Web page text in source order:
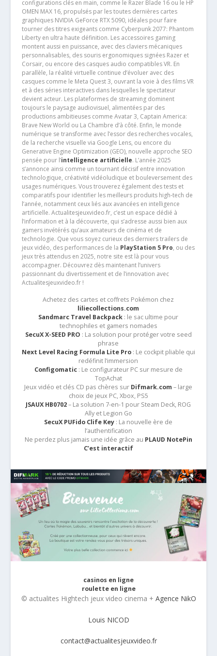
configurations clés en main, comme le Razer Blade 16 ou le HP
OMEN MAX 16, propulsés par les toutes dernières cartes
graphiques NVIDIA GeForce RTX 5090, idéales pour faire
tourner des titres exigeants comme Cyberpunk 2077: Phantom
Liberty en ultra haute définition. Les accessoires gaming
montent aussi en puissance, avec des claviers mécaniques
personnalisables, des souris ergonomiques signées Razer et
Corsair, ou encore des casques audio compatibles VR. En
parallèle, la réalité virtuelle continue d’évoluer avec des
casques comme le Meta Quest 3, ouvrant la voie à des films VR
et à des séries interactives dans lesquelles le spectateur
devient acteur. Les plateformes de streaming dominent
toujours le paysage audiovisuel, alimentées par des
productions ambitieuses comme Avatar 3, Captain America:
Brave New World ou La Chambre d’à côté. Enfin, le monde
numérique se transforme avec l’essor des recherches vocales,
de la recherche visuelle via Google Lens, ou encore du
Generative Engine Optimization (GEO), nouvelle approche SEO
pensée pour l’intelligence artificielle. L’année 2025
s’annonce ainsi comme un tournant décisif entre innovation
technologique, créativité vidéoludique et bouleversement des
usages numériques. Vous trouverez également des tests et
comparatifs pour identifier les meilleurs produits high-tech de
l’année, notamment ceux liés aux avancées en intelligence
artificielle. Actualitesjeuxvideo.fr, c’est un espace dédié à
l’information et à la découverte, qui s’adresse aussi bien aux
gamers invétérés qu’aux amateurs de cinéma et de
technologie. Que vous soyez curieux des derniers trailers de
jeux vidéo, des performances de la PlayStation 5 Pro, ou des
jeux très attendus en 2025, notre site est là pour vous
accompagner. Découvrez dès maintenant l’univers
passionnant du divertissement et de l’innovation avec
Actualitesjeuxvideo.fr !
Achetez des cartes et coffrets Pokémon chez
liliecollections.com
Sandmarc Travel Backpack : le sac ultime pour
technophiles et gamers nomades
SecuX X-SEED PRO : La solution pour protéger votre seed
phrase
Next Level Racing Formula Lite Pro: Le cockpit pliable qui
redéfinit l’immersion
Configomatic: Le configurateur PC sur mesure de
TopAchat
Jeux vidéo et clés CD pas chères sur Difmark.com – large
choix de jeux PC, Xbox, PS5
JSAUX HB0702– La solution 7-en-1 pour Steam Deck, ROG
Ally et Legion Go
SecuX PUFido Clife Key : La nouvelle ère de
l’authentification
Ne perdez plus jamais une idée grâce au PLAUD NotePin
C’est interactif
casinos en ligne
roulette en ligne
© actualites Hightech jeux video cinema + Agence NikO
Louis NICOD
contact@actualitesjeuxvideo.fr